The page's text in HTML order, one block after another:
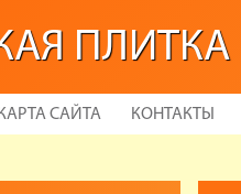
ПЛИТКА
КАРТА САЙТА КОНТАКТЫ